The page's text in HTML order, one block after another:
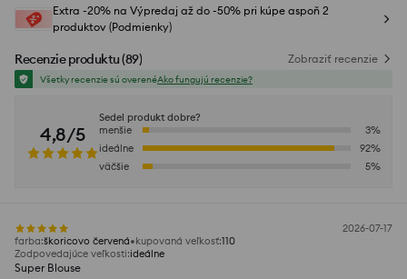
Extra -20% na Výpredaj až do -50% pri kúpe aspoň 2
produktov (Podmienky)
Recenzie produktu(89) Zobraziť recenzie
Všetky recenzie sú overenéAko fungujú recenzie?
4,8/5
Sedel produkt dobre?
menšie
3%
ideálne
92%
väčšie
5%
2026-07-17
farba:škoricovo červená kupovaná veľkosť:110
Zodpovedajúce veľkosti:ideálne
Super Blouse